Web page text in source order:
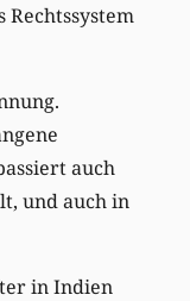
auch
und auch in
in Indien